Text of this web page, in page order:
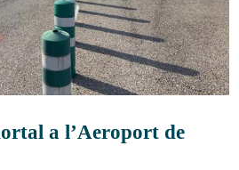
a l’Aeroport de